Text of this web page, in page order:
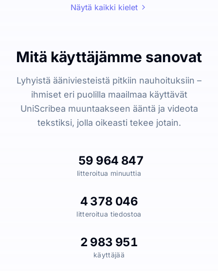
Näytä kaikki kielet
Mitä käyttäjämme sanovat
Lyhyistä ääniviesteistä pitkiin nauhoituksiin –
ihmiset eri puolilla maailmaa käyttävät
UniScribea muuntaakseen ääntä ja videota
tekstiksi, jolla oikeasti tekee jotain.
59 964 847
litteroitua minuuttia
4 378 046
litteroitua tiedostoa
2 983 951
käyttäjää